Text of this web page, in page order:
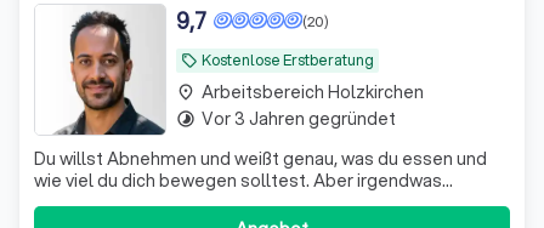
local_offer Kostenlose Erstberatung
(20)
9,7
Du willst Abnehmen und weißt genau, was du essen und
wie viel du dich bewegen solltest. Aber irgendwas
sabotiert dich immer wieder - und du verstehst nicht,
place Arbeitsbereich Holzkirchen
timelapse Vor 3 Jahren gegründet